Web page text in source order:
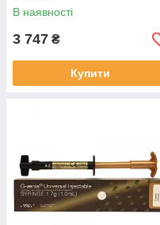
В наявності
3 747 ₴
Купити